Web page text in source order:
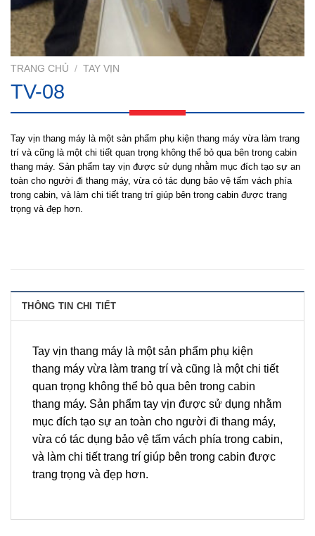
TRANG CHỦ / TAY VỊN
TV-08
Tay vịn thang máy là một sản phẩm phụ kiện thang máy vừa làm trang
trí và cũng là một chi tiết quan trọng không thể bỏ qua bên trong cabin
thang máy. Sản phẩm tay vịn được sử dụng nhằm mục đích tạo sự an
toàn cho người đi thang máy, vừa có tác dụng bảo vệ tấm vách phía
trong cabin, và làm chi tiết trang trí giúp bên trong cabin được trang
trọng và đẹp hơn.
THÔNG TIN CHI TIẾT
Tay vịn thang máy là một sản phẩm phụ kiện
thang máy vừa làm trang trí và cũng là một chi tiết
quan trọng không thể bỏ qua bên trong cabin
thang máy. Sản phẩm tay vịn được sử dụng nhằm
mục đích tạo sự an toàn cho người đi thang máy,
vừa có tác dụng bảo vệ tấm vách phía trong cabin,
và làm chi tiết trang trí giúp bên trong cabin được
trang trọng và đẹp hơn.